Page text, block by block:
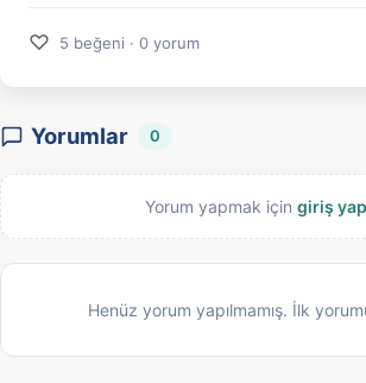
♡ 5 beğeni · 0 yorum
Yorumlar 0
Yorum yapmak için giriş
Henüz yorum yapılmamış. İlk